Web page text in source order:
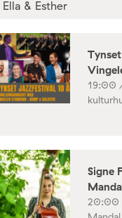
19:00
Signe